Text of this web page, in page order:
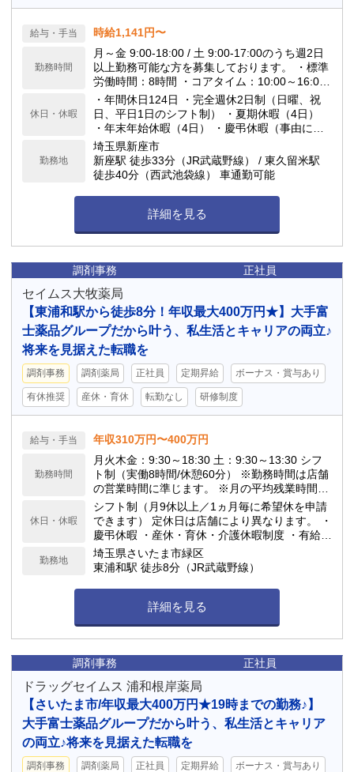
給与・手当 時給1,141円〜
勤務時間
月～金 9:00-18:00 / 土 9:00-17:00のうち週2日
以上勤務可能な方を募集しております。 ・標準
労働時間：8時間 ・コアタイム：10:00～16:00
・標準労働時間帯：9:00～18:00 ・休憩：1時間
・時間外労働有無：有
休日・休暇
・年間休日124日 ・完全週休2日制（日曜、祝
日、平日1日のシフト制） ・夏期休暇（4日）
・年末年始休暇（4日） ・慶弔休暇（事由によ
り2～7日） ・育児・介護休暇
勤務地
埼玉県新座市
新座駅 徒歩33分（JR武蔵野線） / 東久留米駅
徒歩40分（西武池袋線） 車通勤可能
詳細を見る
調剤事務 正社員
セイムス大牧薬局
【東浦和駅から徒歩8分！年収最大400万円★】大手富
士薬品グループだから叶う、私生活とキャリアの両立♪
将来を見据えた転職を
調剤事務 調剤薬局 正社員 定期昇給 ボーナス・賞与あり
有休推奨 産休・育休 転勤なし 研修制度
給与・手当 年収310万円〜400万円
勤務時間
月火木金：9:30～18:30 土：9:30～13:30 シフ
ト制（実働8時間/休憩60分） ※勤務時間は店舗
の営業時間に準じます。 ※月の平均残業時間は
10h程度です。 当ドラッグストアは閉局時間が
早いのが特徴で、18:00や19:00の閉局が多いで
す。
休日・休暇
シフト制（月9休以上／1ヵ月毎に希望休を申請
できます） 定休日は店舗により異なります。 ・
慶弔休暇 ・産休・育休・介護休暇制度 ・有給休
暇(勤務6ヶ月後10日付与) ★年間休日117日
勤務地
埼玉県さいたま市緑区
東浦和駅 徒歩8分（JR武蔵野線）
詳細を見る
調剤事務 正社員
ドラッグセイムス 浦和根岸薬局
【さいたま市/年収最大400万円★19時までの勤務♪】
大手富士薬品グループだから叶う、私生活とキャリア
の両立♪将来を見据えた転職を
調剤事務 調剤薬局 正社員 定期昇給 ボーナス・賞与あり